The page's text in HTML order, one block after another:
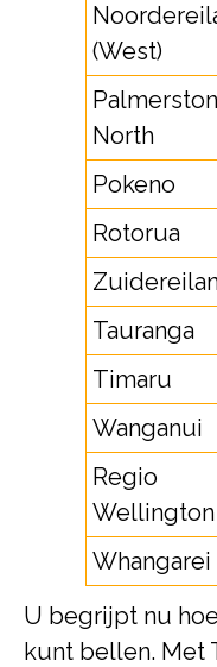
(West)
Palmerston
North
Pokeno
Rotorua
Tauranga
Timaru
Wanganui
Regio
Wellington
Whangarei
U begrijpt nu
kunt bellen. Met